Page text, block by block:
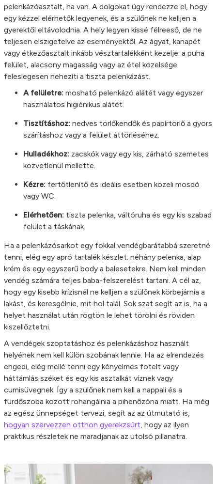
pelenkázóasztalt, ha van. A dolgokat úgy rendezze el, hogy
egy kézzel elérhetők legyenek, és a szülőnek ne kelljen a
gyerektől eltávolodnia. A hely legyen kissé félreeső, de ne
teljesen elszigetelve az eseményektől. Az ágyat, kanapét
vagy étkezőasztalt inkább vésztartalékként kezelje: a puha
felület, alacsony magasság vagy az étel közelsége
feleslegesen nehezíti a tiszta pelenkázást.
A felületre: mosható pelenkázó alátét vagy egyszer
használatos higiénikus alátét.
Tisztításhoz: nedves törlőkendők és papírtörlő a gyors
szárításhoz vagy a felület áttörléséhez.
Hulladékhoz: zacskók vagy egy kis, zárható szemetes
közvetlenül mellette.
Kézre: fertőtlenítő és ideális esetben közeli mosdó
vagy WC.
Elérhetően: tiszta pelenka, váltóruha és egy kis szabad
felület a táskának.
Ha a pelenkázósarkot egy fokkal vendégbarátabbá szeretné
tenni, elég egy apró tartalék készlet: néhány pelenka, alap
krém és egy egyszerű body a balesetekre. Nem kell minden
vendég számára teljes baba-felszerelést tartani. A cél az,
hogy egy kisebb krízisnél ne kelljen a szülőnek körbejárnia a
lakást, és keresgélnie, mit hol talál. Sok szat segít az is, ha a
helyet használat után rögtön le lehet törölni és röviden
kiszellőztetni.
A vendégek szoptatáshoz és pelenkázáshoz használt
helyének nem kell külön szobának lennie. Ha az elrendezés
engedi, elég mellé tenni egy kényelmes fotelt vagy
háttámlás széket és egy kis asztalkát víznek vagy
cumisüvegnek. Így a szülőnek nem kell a nappali és a
fürdőszoba között rohangálnia a pihenőzóna miatt. Ha még
az egész ünnepséget tervezi, segít az az útmutató is,
hogyan szervezzen otthon gyerekzsúrt , hogy az ilyen
praktikus részletek ne maradjanak az utolsó pillanatra.